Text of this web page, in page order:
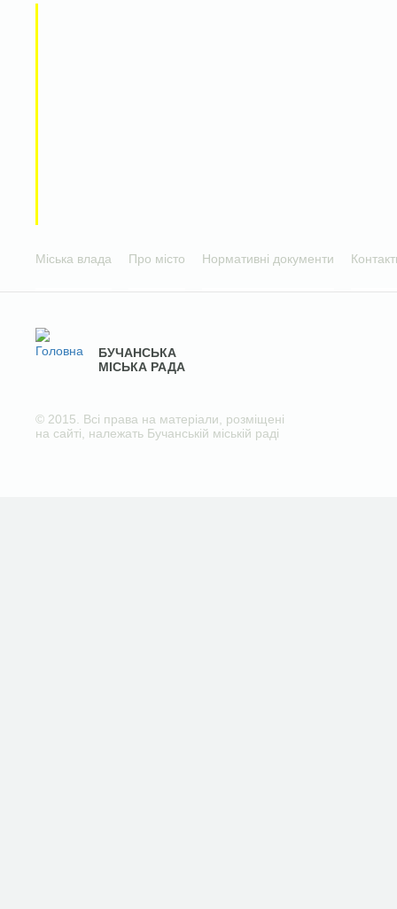
Міська влада Про місто Нормативні документи
БУЧАНСЬКА
МІСЬКА РАДА
© 2015. Всі права на матеріали, розміщені
на сайті, належать Бучанській міській раді